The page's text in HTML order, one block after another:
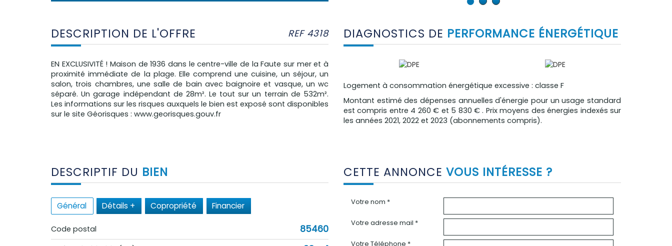
DESCRIPTION DE L'OFFRE REF 4318
EN EXCLUSIVITÉ ! Maison de 1936 dans le centre-ville de la Faute sur mer et à
proximité immédiate de la plage. Elle comprend une cuisine, un séjour, un
salon, trois chambres, une salle de bain avec baignoire et vasque, un wc
séparé. Un garage indépendant de 28m². Le tout sur un terrain de 532m².
Les informations sur les risques auxquels le bien est exposé sont disponibles
sur le site Géorisques : www.georisques.gouv.fr
DIAGNOSTICS DE PERFORMANCE ÉNERGÉTIQUE
Logement à consommation énergétique excessive : classe F
Montant estimé des dépenses annuelles d'énergie pour un usage standard
est compris entre 4 260 € et 5 830 € . Prix moyens des énergies indexés sur
les années 2021, 2022 et 2023 (abonnements compris).
DESCRIPTIF DU BIEN
Général Détails + Copropriété Financier
Code postal 85460
CETTE ANNONCE VOUS INTÉRESSE ?
Votre nom *
Votre adresse mail *
Votre Téléphone *